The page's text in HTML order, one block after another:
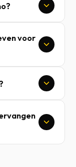
voor